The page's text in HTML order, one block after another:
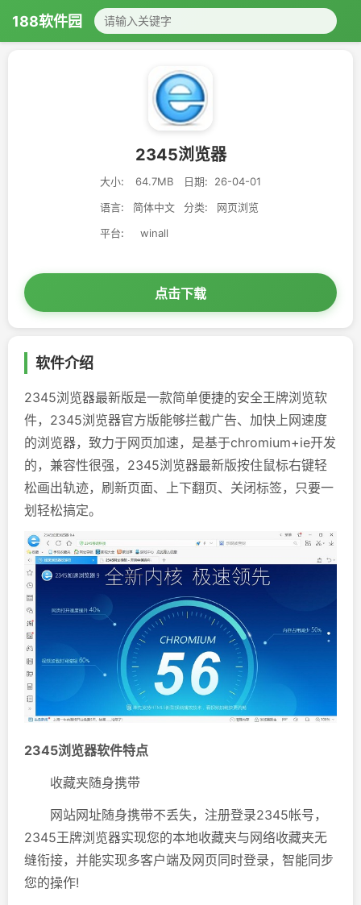
188软件园
2345浏览器
大小: 64.7MB 日期:
26-04-01
语言:
简体中文 分类:
网页浏览
平台:
winall
点击下载
软件介绍
2345浏览器最新版是一款简单便捷的安全王牌浏览软
件，2345浏览器官方版能够拦截广告、加快上网速度
的浏览器，致力于网页加速，是基于chromium+ie开发
的，兼容性很强，2345浏览器最新版按住鼠标右键轻
松画出轨迹，刷新页面、上下翻页、关闭标签，只要一
划轻松搞定。
2345浏览器软件特点
收藏夹随身携带
网站网址随身携带不丢失，注册登录2345帐号，
2345王牌浏览器实现您的本地收藏夹与网络收藏夹无
缝衔接，并能实现多客户端及网页同时登录，智能同步
您的操作!